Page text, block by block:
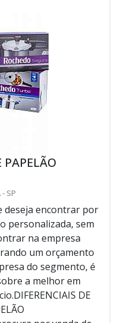
PAPELÃO
SP
deseja encontrar por
personalizada, sem
na empresa
um orçamento
do segmento, é
a melhor em
DE